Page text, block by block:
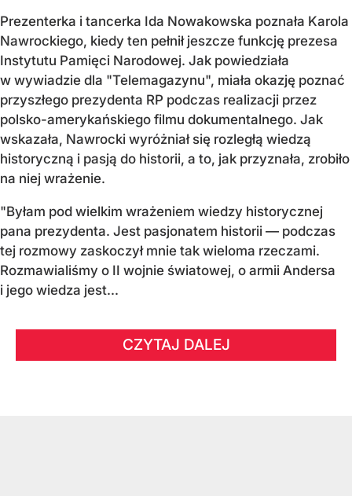
Prezenterka i tancerka Ida Nowakowska poznała Karola
Nawrockiego, kiedy ten pełnił jeszcze funkcję prezesa
Instytutu Pamięci Narodowej. Jak powiedziała
w wywiadzie dla "Telemagazynu", miała okazję poznać
przyszłego prezydenta RP podczas realizacji przez
polsko-amerykańskiego filmu dokumentalnego. Jak
wskazała, Nawrocki wyróżniał się rozległą wiedzą
historyczną i pasją do historii, a to, jak przyznała, zrobiło
na niej wrażenie.
"Byłam pod wielkim wrażeniem wiedzy historycznej
pana prezydenta. Jest pasjonatem historii — podczas
tej rozmowy zaskoczył mnie tak wieloma rzeczami.
Rozmawialiśmy o II wojnie światowej, o armii Andersa
i jego wiedza jest...
CZYTAJ DALEJ